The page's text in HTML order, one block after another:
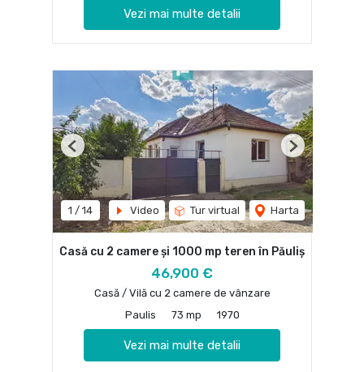
Vezi mai multe detalii
1 / 14 Video Tur virtual Harta
Previous Next
Casă cu 2 camere și 1000 mp teren în Păuliș
46,900 €
Casă / Vilă cu 2 camere de vânzare
Paulis
73 mp 1970
Vezi mai multe detalii